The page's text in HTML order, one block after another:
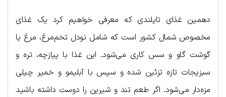
دهمین غذای تایلندی که معرفی خواهیم کرد یک غذای
مخصوص شمال کشور است که شامل نودل تخم‌مرغ، مرغ یا
گوشت گاو و سس کاری می‌شود. این غذا با پیازچه، تره و
سبزیجات تازه تزئین شده و سپس با آبلیمو و خمیر چیلی
مزه‌دار می‌شود. اگر طعم تند و شیرین را دوست داشته باشید